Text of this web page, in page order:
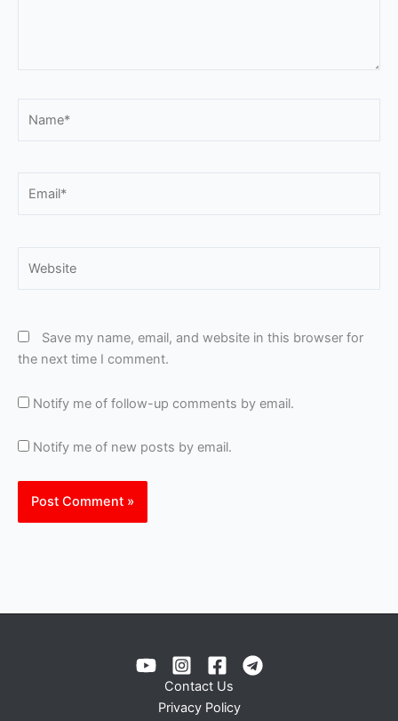
Save my name, email, and website in this browser for
the next time I comment.
Notify me of follow-up comments by email.
Notify me of new posts by email.
Contact Us
Privacy Policy